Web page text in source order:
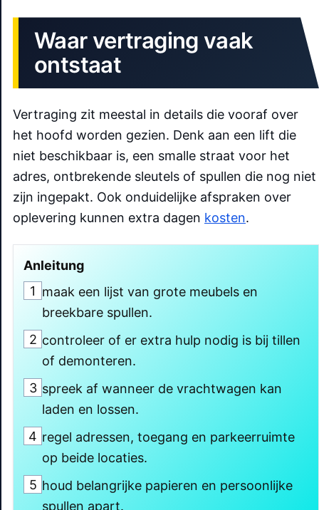
Waar vertraging vaak
ontstaat
Vertraging zit meestal in details die vooraf over
het hoofd worden gezien. Denk aan een lift die
niet beschikbaar is, een smalle straat voor het
adres, ontbrekende sleutels of spullen die nog niet
zijn ingepakt. Ook onduidelijke afspraken over
oplevering kunnen extra dagen kosten.
Anleitung
1 maak een lijst van grote meubels en
breekbare spullen.
2 controleer of er extra hulp nodig is bij tillen
of demonteren.
3 spreek af wanneer de vrachtwagen kan
laden en lossen.
4 regel adressen, toegang en parkeerruimte
op beide locaties.
5 houd belangrijke papieren en persoonlijke
spullen apart.